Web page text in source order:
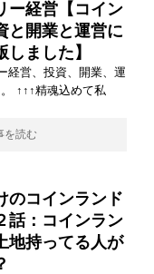
ー経営【コイン
と開業と運営に
ました】
経営、投資、開業、運
↑↑↑精魂込めて私
を読む
のコインランド
話：コインラン
地持ってる人が